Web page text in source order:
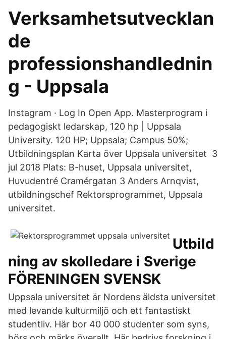
Verksamhetsutvecklan
de
professionshandlednin
g - Uppsala
Instagram · Log In Open App. Masterprogram i
pedagogiskt ledarskap, 120 hp | Uppsala
University. 120 HP; Uppsala; Campus 50%;
Utbildningsplan Karta över Uppsala universitet 3
jul 2018 Plats: B-huset, Uppsala universitet,
Huvudentré Cramérgatan 3 Anders Arnqvist,
utbildningschef Rektorsprogrammet, Uppsala
universitet.
Utbild
ning av skolledare i Sverige
FÖRENINGEN SVENSK
Uppsala universitet är Nordens äldsta universitet
med levande kulturmiljö och ett fantastiskt
studentliv. Här bor 40 000 studenter som syns,